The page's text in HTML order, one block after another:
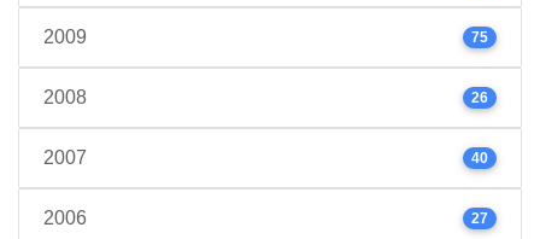
2009 75
2008 26
2007 40
2006 27